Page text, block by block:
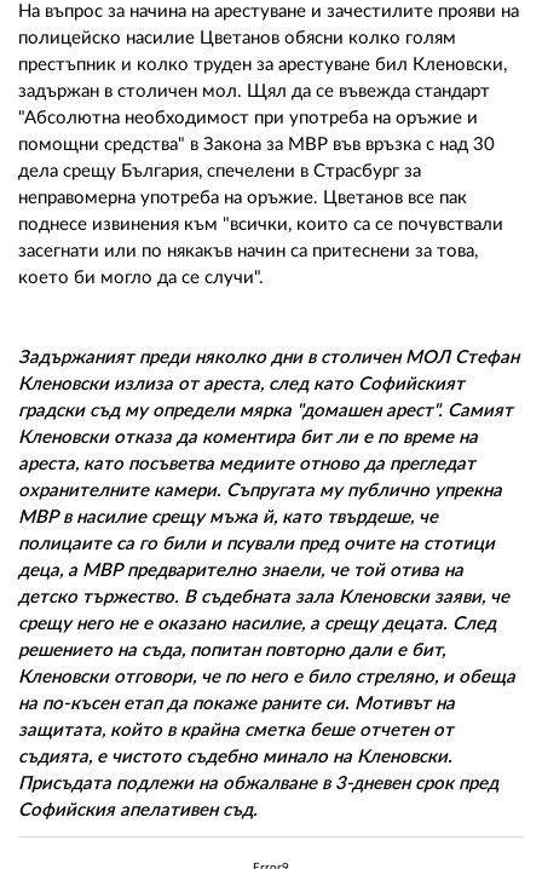
На въпрос за начина на арестуване и зачестилите прояви на
полицейско насилие Цветанов обясни колко голям
престъпник и колко труден за арестуване бил Кленовски,
задържан в столичен мол. Щял да се въвежда стандарт
"Абсолютна необходимост при употреба на оръжие и
помощни средства" в Закона за МВР във връзка с над 30
дела срещу България, спечелени в Страсбург за
неправомерна употреба на оръжие. Цветанов все пак
поднесе извинения към "всички, които са се почувствали
засегнати или по някакъв начин са притеснени за това,
което би могло да се случи".
Задържаният преди няколко дни в столичен МОЛ Стефан
Кленовски излиза от ареста, след като Софийският
градски съд му определи мярка "домашен арест". Самият
Кленовски отказа да коментира бит ли е по време на
ареста, като посъветва медиите отново да прегледат
охранителните камери. Съпругата му публично упрекна
МВР в насилие срещу мъжа й, като твърдеше, че
полицаите са го били и псували пред очите на стотици
деца, а МВР предварително знаели, че той отива на
детско тържество. В съдебната зала Кленовски заяви, че
срещу него не е оказано насилие, а срещу децата. След
решението на съда, попитан повторно дали е бит,
Кленовски отговори, че по него е било стреляно, и обеща
на по-късен етап да покаже раните си. Мотивът на
защитата, който в крайна сметка беше отчетен от
съдията, е чистото съдебно минало на Кленовски.
Присъдата подлежи на обжалване в 3-дневен срок пред
Софийския апелативен съд.